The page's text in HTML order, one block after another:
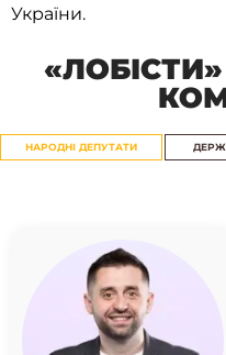
України.
НАРОДНІ ДЕПУТАТИ